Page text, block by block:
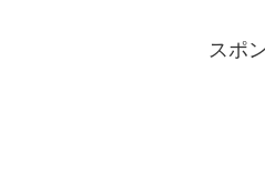
スポ